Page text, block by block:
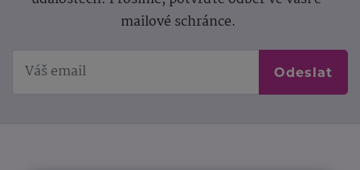
mailové schránce.
Odeslat